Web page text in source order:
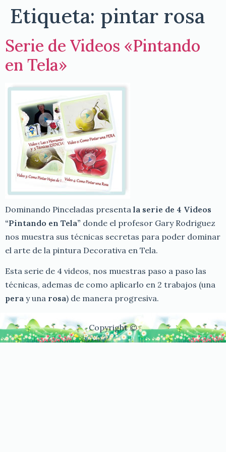
Etiqueta: pintar rosa
Serie de Videos «Pintando
en Tela»
Dominando Pinceladas presenta la serie de 4 Videos
“Pintando en Tela” donde el profesor Gary Rodriguez
nos muestra sus técnicas secretas para poder dominar
el arte de la pintura Decorativa en Tela.
Esta serie de 4 videos, nos muestras paso a paso las
técnicas, ademas de como aplicarlo en 2 trabajos (una
pera y una rosa) de manera progresiva.
Copyright ©